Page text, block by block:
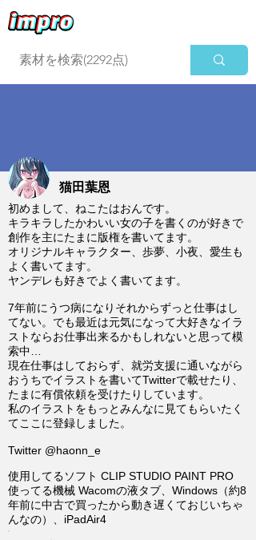
猫田葉恩
初めまして、ねこたはおんです。
キラキラしたかわいい女の子を書くのが好きで
創作を主にたまに版権を書いてます。
オリジナルキャラクター、歩夢、小夜、愛生も
よく書いてます。
ヤンデレも好きでよく書いてます。
7年前にうつ病になりそれからずっと仕事はし
てない。でも最近は元気になって大好きなイラ
ストならお仕事出来るかもしれないと思って模
索中…
現在仕事はしておらず、就労支援に通いながら
おうちでイラストを書いてTwitterで載せたり、
たまに有償依頼を受けたりしています。
私のイラストをもっとみんなに見てもらいたく
てここに登録しました。
Twitter @haonn_e
使用してるソフト CLIP STUDIO PAINT PRO
使ってる機械 Wacomの液タブ、Windows（約8
年前に中古で買ったから動き遅くておじいちゃ
んなの）、iPadAir4